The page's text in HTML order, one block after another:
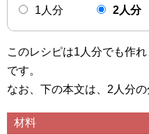
1人分 2人分
このレシピは1人分でも作
です。
なお、下の本文は、2人分の
材料